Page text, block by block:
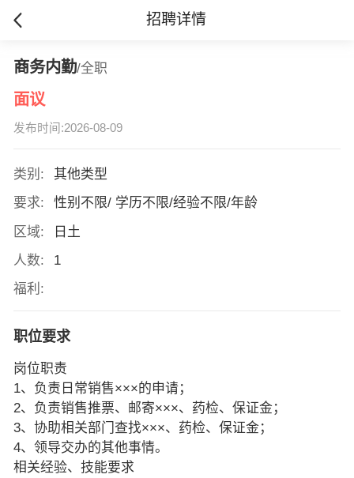
招聘详情
商务内勤/全职
面议
发布时间:2026-08-09
类别:
其他类型
要求:
性别不限/ 学历不限/经验不限/年龄
区域:
日土
人数:
1
福利:
职位要求
岗位职责
1、负责日常销售×××的申请；
2、负责销售推票、邮寄×××、药检、保证金；
3、协助相关部门查找×××、药检、保证金；
4、领导交办的其他事情。
相关经验、技能要求